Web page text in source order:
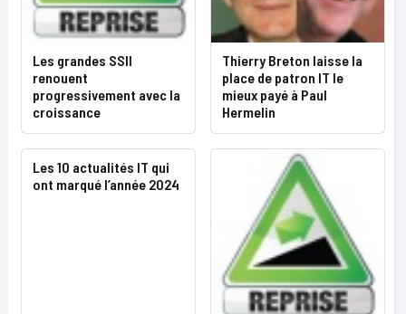
Les grandes SSII
renouent
progressivement avec la
croissance
Thierry Breton laisse la
place de patron IT le
mieux payé à Paul
Hermelin
Les 10 actualités IT qui
ont marqué l’année 2024